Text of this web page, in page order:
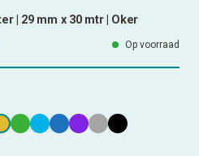
| 29 mm x 30 mtr | Oker
Op voorraad